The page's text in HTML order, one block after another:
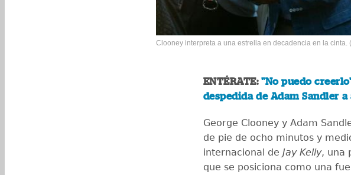
Clooney interpreta a una estrella en decadencia en la cinta.
ENTÉRATE:"No puedo
despedida de Adam Sandler
George Clooney y Adam
de pie de ocho minutos y
internacional de Jay Kelly, una
que se posiciona como una